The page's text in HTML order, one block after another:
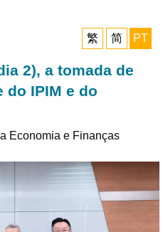
繁
简 PT
2), a tomada de
do IPIM e do
Economia e Finanças